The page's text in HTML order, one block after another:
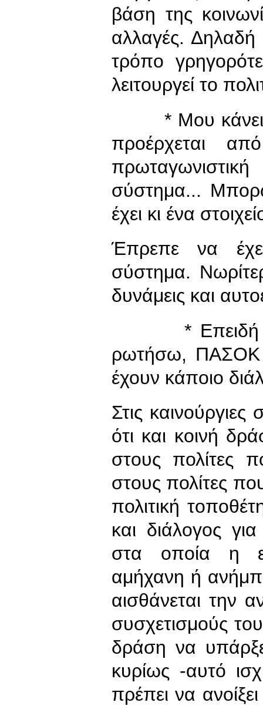
βάση της
αλλαγές. Δηλαδή
τρόπο
λειτουργεί το
* Μου κάνει
προέρχεται
σύστημα...
έχει κι ένα
Έπρεπε να
σύστημα.
δυνάμεις και
* Επειδή
ρωτήσω, ΠΑΣΟΚ
έχουν κάποιο
Στις
ότι και κοινή
στους πολίτες
στους πολίτες
πολιτική
και διάλογος
στα οποία η
αμήχανη ή
αισθάνεται την
συσχετισμούς
δράση να
κυρίως -αυτό
πρέπει να